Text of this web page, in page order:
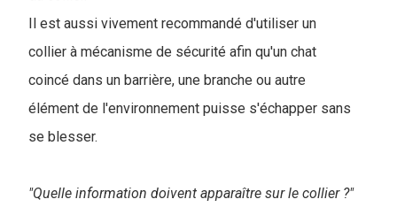
Il est aussi vivement recommandé d'utiliser un
collier à mécanisme de sécurité afin qu'un chat
coincé dans un barrière, une branche ou autre
élément de l'environnement puisse s'échapper sans
se blesser.
"Quelle information doivent apparaître sur le collier ?"